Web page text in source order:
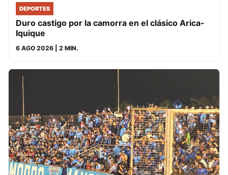
DEPORTES
Duro castigo por la camorra en el clásico Arica-
Iquique
6 AGO 2026 | 2 MIN.